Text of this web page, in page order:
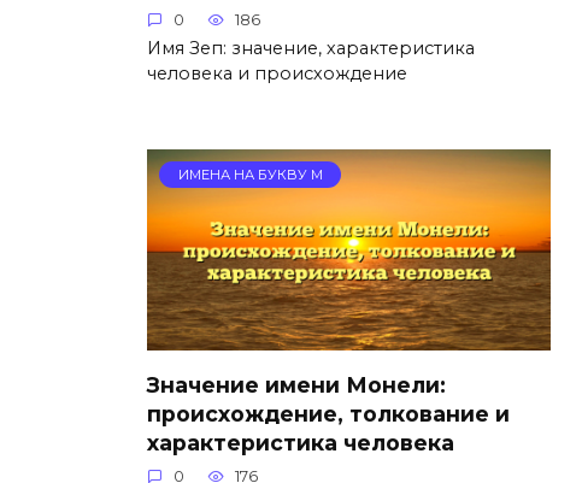
0 186
Имя Зеп: значение, характеристика
человека и происхождение
ИМЕНА НА БУКВУ М
Значение имени Монели:
происхождение, толкование и
характеристика человека
0 176